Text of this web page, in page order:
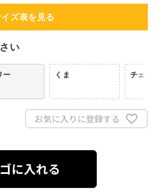
ズ表を見る
い
ー くま チェック
お気に入りに登録する
に入れる